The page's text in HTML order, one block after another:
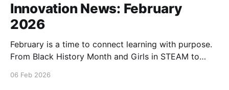
Innovation News: February
2026
February is a time to connect learning with purpose.
From Black History Month and Girls in STEAM to
06 Feb 2026